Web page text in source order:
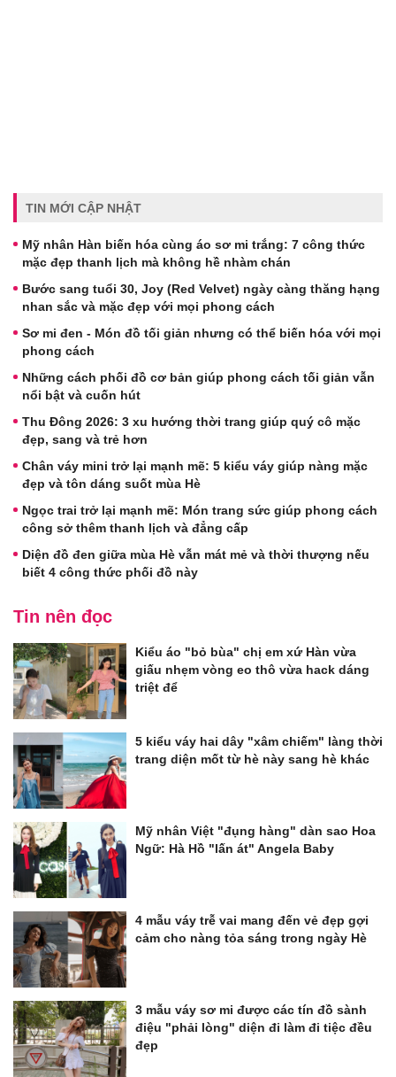
TIN MỚI CẬP NHẬT
Mỹ nhân Hàn biến hóa cùng áo sơ mi trắng: 7 công thức
mặc đẹp thanh lịch mà không hề nhàm chán
Bước sang tuổi 30, Joy (Red Velvet) ngày càng thăng hạng
nhan sắc và mặc đẹp với mọi phong cách
Sơ mi đen - Món đồ tối giản nhưng có thể biến hóa với mọi
phong cách
Những cách phối đồ cơ bản giúp phong cách tối giản vẫn
nổi bật và cuốn hút
Thu Đông 2026: 3 xu hướng thời trang giúp quý cô mặc
đẹp, sang và trẻ hơn
Chân váy mini trở lại mạnh mẽ: 5 kiểu váy giúp nàng mặc
đẹp và tôn dáng suốt mùa Hè
Ngọc trai trở lại mạnh mẽ: Món trang sức giúp phong cách
công sở thêm thanh lịch và đẳng cấp
Diện đồ đen giữa mùa Hè vẫn mát mẻ và thời thượng nếu
biết 4 công thức phối đồ này
Tin nên đọc
Kiểu áo "bỏ bùa" chị em xứ Hàn vừa
giấu nhẹm vòng eo thô vừa hack dáng
triệt để
5 kiểu váy hai dây "xâm chiếm" làng thời
trang diện mốt từ hè này sang hè khác
Mỹ nhân Việt "đụng hàng" dàn sao Hoa
Ngữ: Hà Hồ "lấn át" Angela Baby
4 mẫu váy trễ vai mang đến vẻ đẹp gợi
cảm cho nàng tỏa sáng trong ngày Hè
3 mẫu váy sơ mi được các tín đồ sành
điệu "phải lòng" diện đi làm đi tiệc đều
đẹp